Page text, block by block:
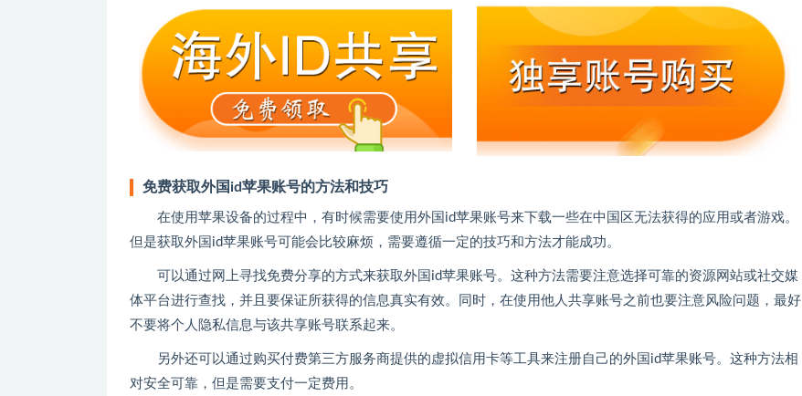
免费获取外国id苹果账号的方法和技巧
在使用苹果设备的过程中，有时候需要使用外国id苹果账号来下载一些在中国区无法获得的应用或者游戏。
但是获取外国id苹果账号可能会比较麻烦，需要遵循一定的技巧和方法才能成功。
可以通过网上寻找免费分享的方式来获取外国id苹果账号。这种方法需要注意选择可靠的资源网站或社交媒
体平台进行查找，并且要保证所获得的信息真实有效。同时，在使用他人共享账号之前也要注意风险问题，最好
不要将个人隐私信息与该共享账号联系起来。
另外还可以通过购买付费第三方服务商提供的虚拟信用卡等工具来注册自己的外国id苹果账号。这种方法相
对安全可靠，但是需要支付一定费用。